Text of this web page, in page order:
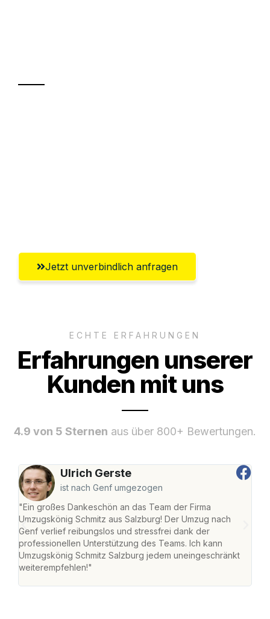
Jetzt unverbindlich anfragen
ECHTE ERFAHRUNGEN
Erfahrungen unserer
Kunden mit uns
4.9 von 5 Sternen aus über 800+ Bewertungen.
Ulrich Gerste
ist nach Genf umgezogen
"Ein großes Dankeschön an das Team der Firma
Umzugskönig Schmitz aus Salzburg! Der Umzug nach
Genf verlief reibungslos und stressfrei dank der
professionellen Unterstützung des Teams. Ich kann
Umzugskönig Schmitz Salzburg jedem uneingeschränkt
weiterempfehlen!"